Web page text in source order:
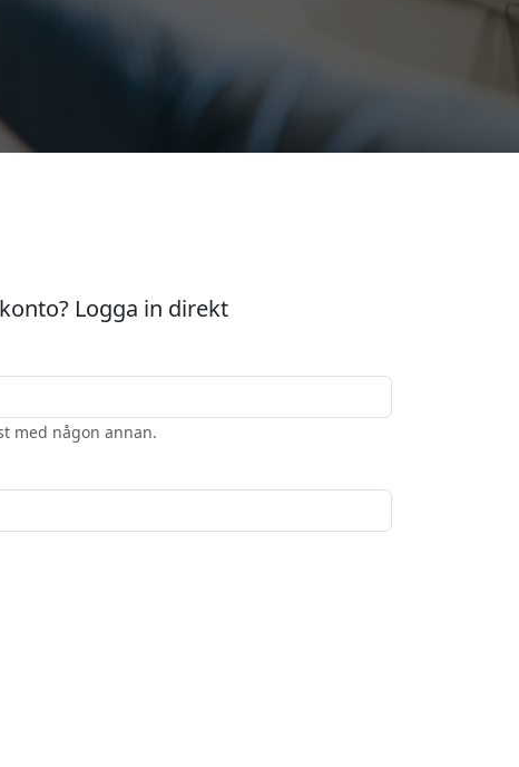
Logga in direkt
med någon annan.